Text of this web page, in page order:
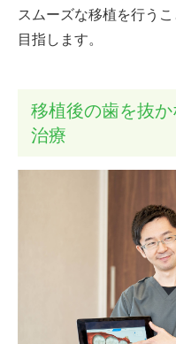
スムーズな移植を行う
目指します。
移植後の歯を抜
治療